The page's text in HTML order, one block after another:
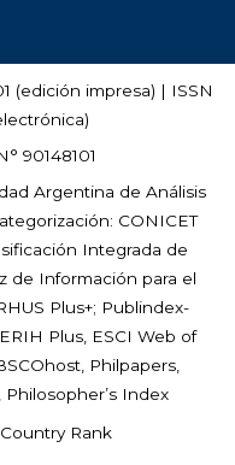
(edición impresa) | ISSN
90148101
Argentina de Análisis
CONICET
Integrada de
de Información para el
Plus+; Publindex-
Plus, ESCI Web of
Philpapers,
Philosopher’s Index